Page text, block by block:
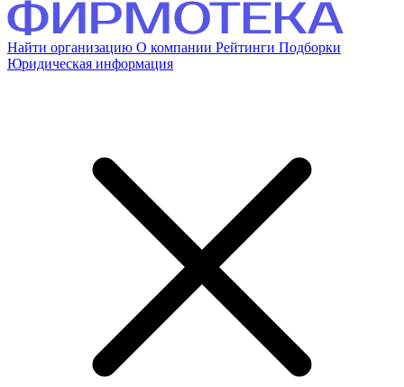
Найти организацию О компании Рейтинги Подборки
Юридическая информация